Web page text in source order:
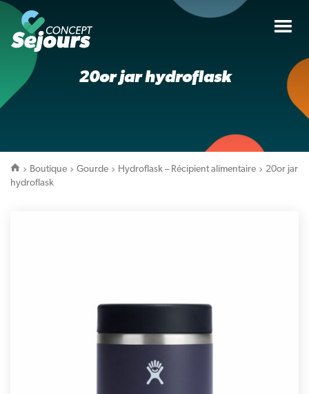
20or jar hydroflask
Boutique Gourde Hydroflask – Récipient alimentaire
20or jar
hydroflask